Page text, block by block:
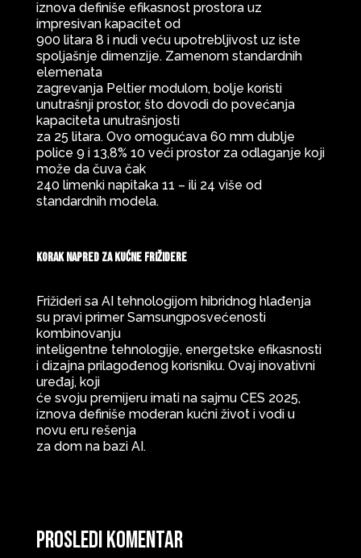
iznova definiše efikasnost prostora uz
impresivan kapacitet od
900 litara 8 i nudi veću upotrebljivost uz iste
spoljašnje dimenzije. Zamenom standardnih
elemenata
zagrevanja Peltier modulom, bolje koristi
unutrašnji prostor, što dovodi do povećanja
kapaciteta unutrašnjosti
za 25 litara. Ovo omogućava 60 mm dublje
police 9 i 13,8% 10 veći prostor za odlaganje koji
može da čuva čak
240 limenki napitaka 11 – ili 24 više od
standardnih modela.
Korak napred za kućne frižidere
Frižideri sa AI tehnologijom hibridnog hlađenja
su pravi primer Samsungposvećenosti
kombinovanju
inteligentne tehnologije, energetske efikasnosti
i dizajna prilagođenog korisniku. Ovaj inovativni
uređaj, koji
će svoju premijeru imati na sajmu CES 2025,
iznova definiše moderan kućni život i vodi u
novu eru rešenja
za dom na bazi AI.
Prosledi komentar